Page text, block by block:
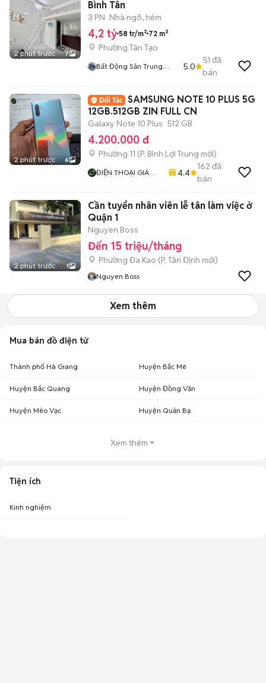
2 phút trước 7
Bình Tân
3 PN Nhà ngõ, hẻm
4,2 tỷ 58 tr/m² 72 m²
Phường Tân Tạo
Bất Động Sản Trung
5.0
51 đã
bán
2 phút trước 6
SAMSUNG NOTE 10 PLUS 5G
12GB.512GB ZIN FULL CN
Galaxy Note 10 Plus 512 GB
4.200.000 đ
Phường 11 (P. Bình Lợi Trung mới)
ĐIỆN THOẠI GIÁ
4.4
162 đã
bán
2 phút trước 1
Cần tuyển nhân viên lễ tân làm việc ở
Quận 1
Nguyen Boss
Đến 15 triệu/tháng
Phường Đa Kao (P. Tân Định mới)
Nguyen Boss
Xem thêm
Mua bán đồ điện tử
Thành phố Hà Giang Huyện Bắc Mê
Huyện Bắc Quang Huyện Đồng Văn
Huyện Mèo Vạc Huyện Quản Bạ
Xem thêm
Tiện ích
Kinh nghiệm